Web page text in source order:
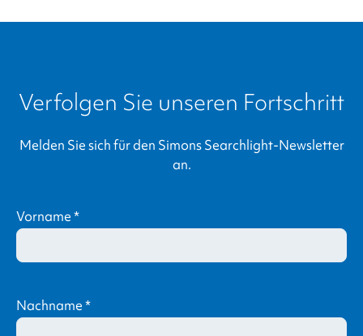
Verfolgen Sie unseren Fortschritt
Melden Sie sich für den Simons Searchlight-Newsletter
an.
Vorname*
Nachname*